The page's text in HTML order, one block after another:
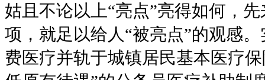
姑且不论以上“亮点”亮得如何，
项，就足以给人“被亮点”的观感
费医疗并轨于城镇居民基本医疗